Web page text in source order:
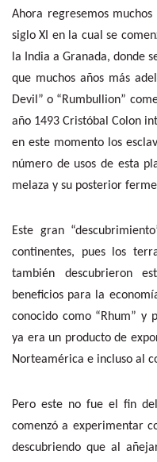
Ahora regresemos
siglo XI en la cual se
la India a Granada, donde
que muchos años más
Devil” o “Rumbullion”
año 1493 Cristóbal Colon
en este momento los
número de usos de esta
melaza y su posterior
Este gran
continentes, pues los
también descubrieron
beneficios para la
conocido como “Rhum” y
ya era un producto de
Norteamérica e incluso al
Pero este no fue el fin
comenzó a experimentar
descubriendo que al